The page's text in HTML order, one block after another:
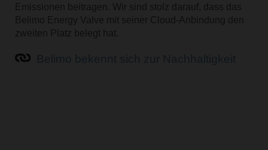
Emissionen beitragen. Wir sind stolz darauf, dass das
Belimo Energy Valve mit seiner Cloud-Anbindung den
zweiten Platz belegt hat.